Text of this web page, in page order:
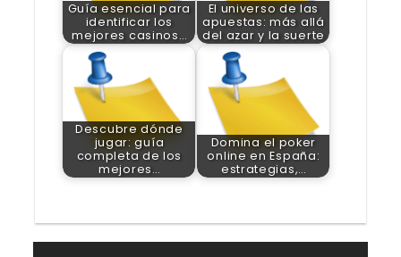
Guía esencial para
identificar los
mejores casinos…
El universo de las
apuestas: más allá
del azar y la suerte
Descubre dónde
jugar: guía
completa de los
mejores…
Domina el poker
online en España:
estrategias,…